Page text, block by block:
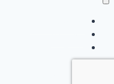
تسویه حساب